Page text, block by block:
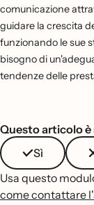
comunicazione
guidare la crescita
funzionando le sue
bisogno di
tendenze delle
Questo articolo
Sì
Usa questo
come contattare